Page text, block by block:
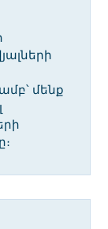
մենք